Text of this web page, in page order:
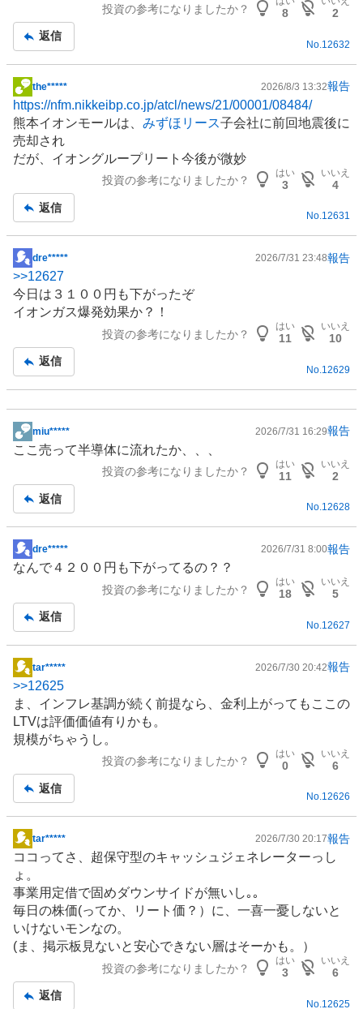
事
投資の参考になりましたか？ 8
2
返信
No. 12632
掲
示
板
記
事
the***** 2026/8/3 13:32報告
https://nfm.nikkeibp.co.jp/atcl/news/21/00001/08484/
熊本イオンモールは、 みずほリース子会社に前回地震後に
売却され
だが、イオングループリート今後が微妙
投資の参考になりましたか？
はい
3
いいえ
4
返信
No.12631
掲
示
板
記
dre***** 2026/7/31 23:48報告
>>12627
今日は３１００円も下がったぞ
イオンガス爆発効果か？！
投資の参考になりましたか？
はい
11
いいえ
10
返信
No. 12629
掲
示
事
miu***** 2026/7/31 16:29報告
ここ売って半導体に流れたか、、、
投資の参考になりましたか？
はい
11
いいえ
2
返信
No.12628
掲
示
事
dre***** 2026/7/31 8:00報告
なんで４２００円も下がってるの？？
投資の参考になりましたか？
はい
18
いいえ
5
返信
No. 12627
掲
示
板
記
事
tar***** 2026/7/30 20:42報告
>>12625
ま、インフレ基調が続く前提なら、金利上がってもここの
LTVは評価価値有りかも。
規模がちゃうし。
投資の参考になりましたか？
はい
0
いいえ
6
返信
No.12626
掲
示
板
記
事
tar***** 2026/7/30 20:17報告
ココってさ、超保守型のキャッシュジェネレーターっし
ょ。
事業用定借で固めダウンサイドが無いし｡｡
毎日の株価(ってか、リート価？）に、一喜一憂しないと
いけないモンなの。
(ま、掲示板見ないと安心できない層はそーかも。）
投資の参考になりましたか？
はい
3
いいえ
6
返信
No. 12625